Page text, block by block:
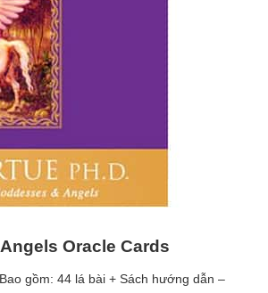
Oracle Cards
gồm: 44 lá bài + Sách hướng dẫn –